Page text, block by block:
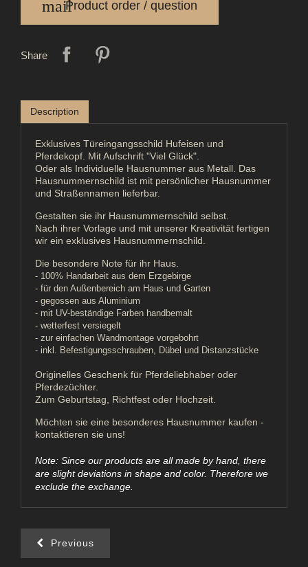
mailProduct order / question
Share
Description
Exklusives Türeingangsschild Hufeisen und
Pferdekopf. Mit Aufschrift "Viel Glück".
Oder als Individuelle Hausnummer aus Metall. Das
Hausnummernschild ist mit persönlicher Hausnummer
und Straßennamen lieferbar.
Gestalten sie ihr Hausnummernschild selbst.
Nach ihrer Vorlage und mit unserer Kreativität fertigen
wir ein exklusives Hausnummernschild.
Die besondere Note für ihr Haus.
- 100% Handarbeit aus dem Erzgebirge
- für den Außenbereich am Haus und Garten
- gegossen aus Aluminium
- mit UV-beständige Farben handbemalt
- wetterfest versiegelt
- zur einfachen Wandmontage vorgebohrt
- inkl. Befestigungsschrauben, Dübel und Distanzstücke
Originelles Geschenk für Pferdeliebhaber oder
Pferdezüchter.
Zum Geburtstag, Richtfest oder Hochzeit.
Möchten sie eine besonderes Hausnummer kaufen -
kontaktieren sie uns!
Note: Since our products are all made by hand, there
are slight deviations in shape and color. Therefore we
exclude the exchange.
Previous